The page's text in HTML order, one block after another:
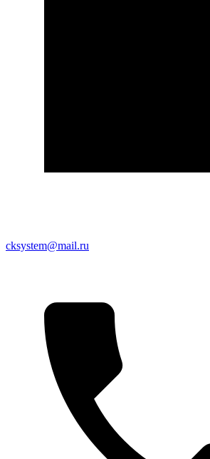
cksystem@mail.ru